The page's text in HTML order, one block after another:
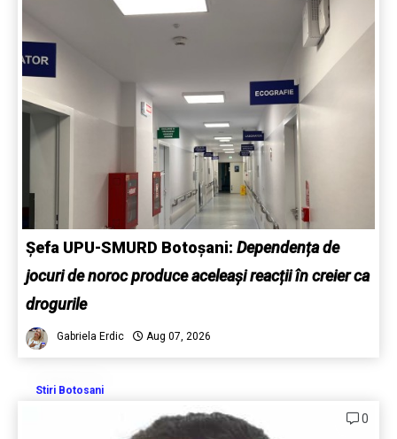
Șefa UPU-SMURD Botoșani: Dependența de
jocuri de noroc produce aceleași reacții în creier ca
drogurile
Gabriela Erdic Aug 07, 2026
Stiri Botosani
0